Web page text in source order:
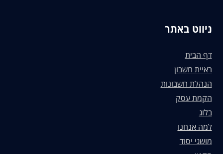
ניווט באתר
דף הבית
ראיית חשבון
הנהלת חשבונות
הקמת עסק
בלוג
למה אנחנו
מושגי יסוד